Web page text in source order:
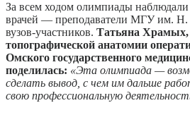
За всем ходом олимпиады
врачей — преподаватели МГУ им. Н.
вузов-участников. Татьяна Храмых,
топографической анатомии
Омского государственного
поделилась: «Эта олимпиада —
сделать вывод, с чем им дальше
свою профессиональную